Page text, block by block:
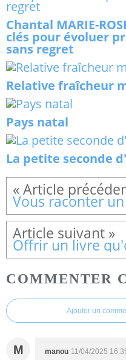
Chantal MARIE-
clés pour évoluer
sans regret
Relative fraîcheur
Pays natal
La petite seconde
Vous raconter
Offrir un livre
COMMENTER
Ajouter un
M manou 11/04/2025